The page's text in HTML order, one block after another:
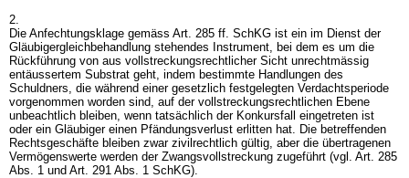
2.
Die Anfechtungsklage gemäss Art. 285 ff. SchKG ist ein im Dienst der
Gläubigergleichbehandlung stehendes Instrument, bei dem es um die
Rückführung von aus vollstreckungsrechtlicher Sicht unrechtmässig
entäussertem Substrat geht, indem bestimmte Handlungen des
Schuldners, die während einer gesetzlich festgelegten Verdachtsperiode
vorgenommen worden sind, auf der vollstreckungsrechtlichen Ebene
unbeachtlich bleiben, wenn tatsächlich der Konkursfall eingetreten ist
oder ein Gläubiger einen Pfändungsverlust erlitten hat. Die betreffenden
Rechtsgeschäfte bleiben zwar zivilrechtlich gültig, aber die übertragenen
Vermögenswerte werden der Zwangsvollstreckung zugeführt (vgl. Art. 285
Abs. 1 und Art. 291 Abs. 1 SchKG).